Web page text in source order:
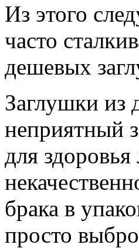
Из этого
часто
дешевых
Заглушки из
неприятный
для
брака в
просто